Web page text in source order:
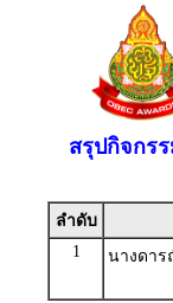
สรุปกิจกร
ลำดับ
1
นางดา